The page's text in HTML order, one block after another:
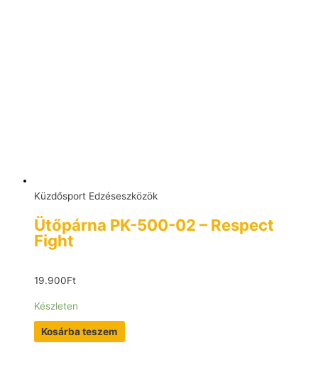
Küzdősport Edzéseszközök
Ütőpárna PK-500-02 – Respect
Fight
19.900Ft
Készleten
Kosárba teszem